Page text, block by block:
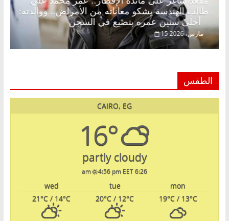
طالب الهندسة يشكو معاناته من الأمراض.. ووالدته:
15 مارس، 2026
الطقس
CAIRO, EG
16°
partly cloudy
6:26 am
4:56 pm EET
mon
tue
wed
19°C/ 13°C
20°C / 12°C
21°C / 14°C